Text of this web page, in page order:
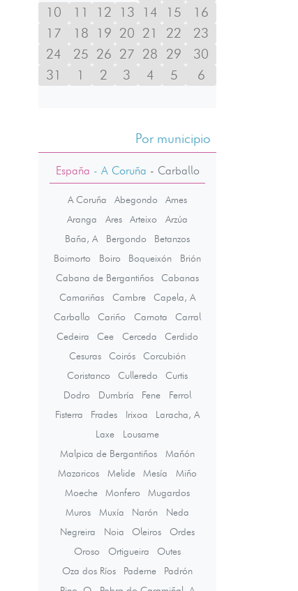
10
11 12 13 14 15
16
17
18 19 20 21 22
23
24
25 26 27 28 29
30
31
1 2 3 4 5 6
Por municipio
España - A Coruña - Carballo
A Coruña Abegondo
Ames
Aranga
Ares Arteixo
Arzúa
Baña, A
Bergondo
Betanzos
Boimorto
Boiro Boqueixón
Brión
Cabana de Bergantiños
Cabanas
Camariñas
Cambre
Capela, A
Carballo
Cariño Carnota
Carral
Cedeira
Cee Cerceda
Cerdido
Cesuras
Coirós
Corcubión
Coristanco
Culleredo
Curtis
Dodro
Dumbría Fene
Ferrol
Fisterra
Frades Irixoa
Laracha, A
Laxe
Lousame
Malpica de Bergantiños
Mañón
Mazaricos
Melide Mesía
Miño
Moeche
Monfero
Mugardos
Muros
Muxía Narón
Neda
Negreira
Noia Oleiros
Ordes
Oroso
Ortigueira
Outes
Oza dos Ríos
Paderne
Padrón